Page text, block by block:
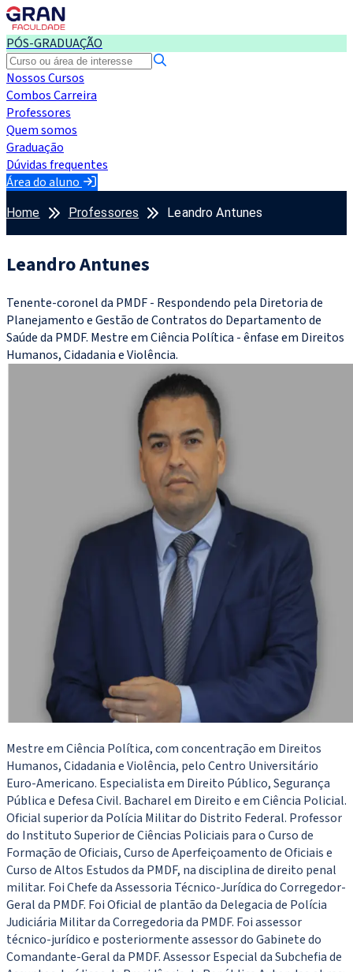
PÓS-GRADUAÇÃO
Nossos Cursos
Combos Carreira
Professores
Quem somos
Graduação
Dúvidas frequentes
Área do aluno
Home Professores Leandro Antunes
Leandro Antunes
Tenente-coronel da PMDF - Respondendo pela Diretoria de
Planejamento e Gestão de Contratos do Departamento de
Saúde da PMDF. Mestre em Ciência Política - ênfase em Direitos
Humanos, Cidadania e Violência.
Mestre em Ciência Política, com concentração em Direitos
Humanos, Cidadania e Violência, pelo Centro Universitário
Euro-Americano. Especialista em Direito Público, Segurança
Pública e Defesa Civil. Bacharel em Direito e em Ciência Policial.
Oficial superior da Polícia Militar do Distrito Federal. Professor
do Instituto Superior de Ciências Policiais para o Curso de
Formação de Oficiais, Curso de Aperfeiçoamento de Oficiais e
Curso de Altos Estudos da PMDF, na disciplina de direito penal
militar. Foi Chefe da Assessoria Técnico-Jurídica do Corregedor-
Geral da PMDF. Foi Oficial de plantão da Delegacia de Polícia
Judiciária Militar da Corregedoria da PMDF. Foi assessor
técnico-jurídico e posteriormente assessor do Gabinete do
Comandante-Geral da PMDF. Assessor Especial da Subchefia de